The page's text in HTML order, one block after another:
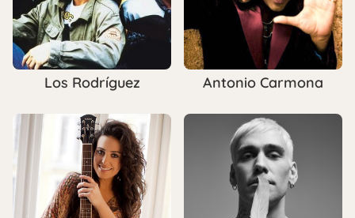
Los Rodríguez Antonio Carmona